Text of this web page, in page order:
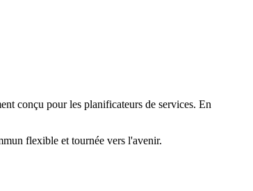
conçu pour les planificateurs de services. En
flexible et tournée vers l'avenir.